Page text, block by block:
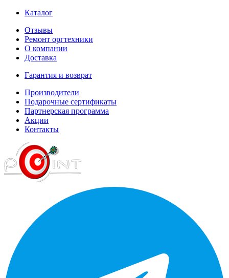
Каталог
Отзывы
Ремонт оргтехники
О компании
Доставка
Гарантия и возврат
Производители
Подарочные сертификаты
Партнерская программа
Акции
Контакты